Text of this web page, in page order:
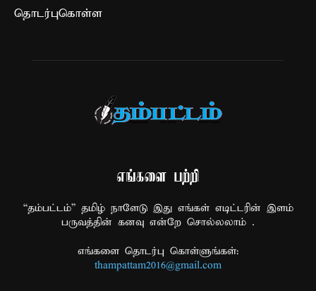
தொடர்புகொள்ள
எங்களை பற்றி
“தம்பட்டம்” தமிழ் நாளேடு இது எங்கள் எடிட்டரின் இளம்
பருவத்தின் கனவு என்றே சொல்லலாம் .
எங்களை தொடர்பு கொள்ளுங்கள்:
thampattam2016@gmail.com